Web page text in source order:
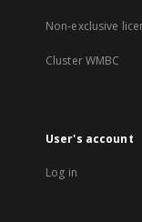
Non-exclusive
Cluster WMBC
User's account
Log in